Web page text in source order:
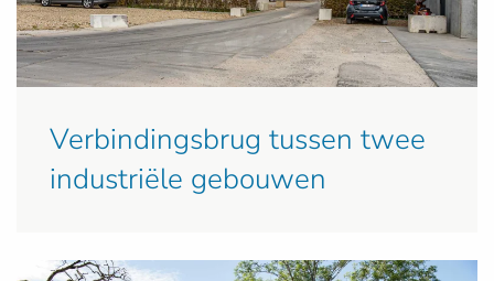
Verbindingsbrug tussen twee
industriële gebouwen